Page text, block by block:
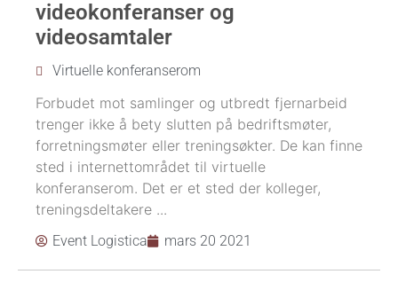
videokonferanser og
videosamtaler
Virtuelle konferanserom
Forbudet mot samlinger og utbredt fjernarbeid
trenger ikke å bety slutten på bedriftsmøter,
forretningsmøter eller treningsøkter. De kan finne
sted i internettområdet til virtuelle
konferanserom. Det er et sted der kolleger,
treningsdeltakere ...
Event Logistica mars 20 2021